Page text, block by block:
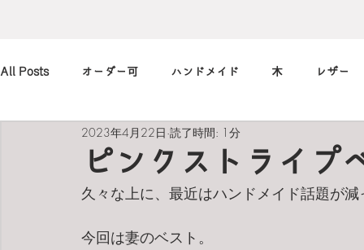
All Posts オーダー可 ハンドメイド 木 レザー
カメラ 本 筆記用具
art 買ったもの 小休止の 習慣
ピンクストライプ
2023年4月22日 読了時間: 1分
久々な上に、最近はハンドメイド話題が
今回は妻のベスト。